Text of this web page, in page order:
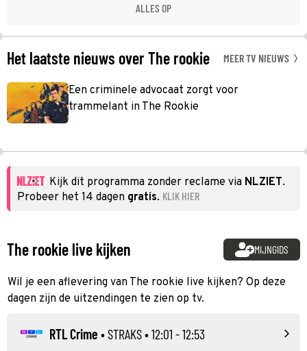
ALLES OP
Het laatste nieuws over The rookie MEER TV NIEUWS
Een criminele advocaat zorgt voor
trammelant in The Rookie
Kijk dit programma zonder reclame via NLZIET.
Probeer het 14 dagen gratis. KLIK HIER
The rookie live kijken MIJNGIDS
Wil je een aflevering van The rookie live kijken? Op deze
dagen zijn de uitzendingen te zien op tv.
RTL Crime •STRAKS• 12:01 - 12:53